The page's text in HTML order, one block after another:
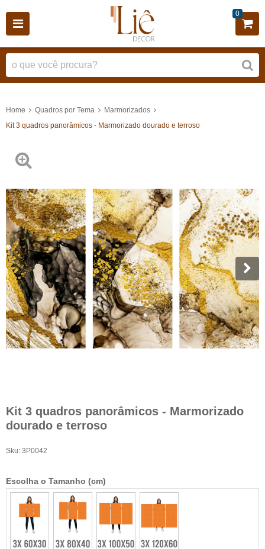
0
Home Quadros por Tema
Marmorizados
Kit 3 quadros panorâmicos - Marmorizado dourado e terroso
Kit 3 quadros panorâmicos - Marmorizado
dourado e terroso
Sku: 3P0042
Escolha o Tamanho (cm)